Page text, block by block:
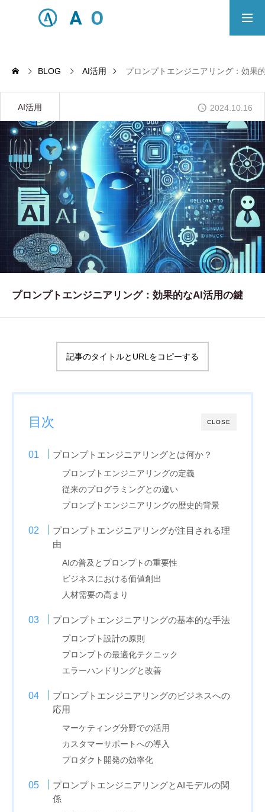
ECサイト制作対応エリア
Principle
あっ！と おどろく、みらいをつくる。
SERVICE
事業概要
COMPANY
会社概要
制作実績
お問い合わせ
RECRUIT
採用・応募
BLOG
BLOG AI活用 プロンプトエンジニアリング：効果
AI活用 2024.10.16
プロンプトエンジニアリング：効果的なAI活用の鍵
記事のタイトルとURLをコピーする
CLOSE
目次
プロンプトエンジニアリングとは何か？
プロンプトエンジニアリングの定義
従来のプログラミングとの違い
プロンプトエンジニアリングの歴史的背景
プロンプトエンジニアリングが注目される理
由
AIの普及とプロンプトの重要性
ビジネスにおける価値創出
人材需要の高まり
プロンプトエンジニアリングの基本的な手法
プロンプト設計の原則
プロンプトの最適化テクニック
エラーハンドリングと改善
プロンプトエンジニアリングのビジネスへの
応用
マーケティング分野での活用
カスタマーサポートへの導入
プロダクト開発の効率化
プロンプトエンジニアリングとAIモデルの関
係